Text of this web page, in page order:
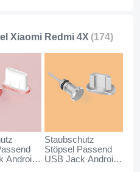
Xiaomi Redmi 4X (174)
Android
Staubschutz
Stöpsel Passend
USB Jack Android